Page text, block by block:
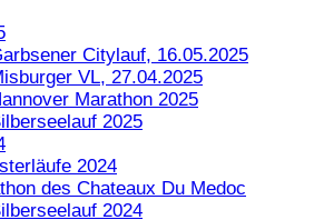
Citylauf, 16.05.2025
VL, 27.04.2025
Marathon 2025
2025
2024
des Chateaux Du Medoc
2024